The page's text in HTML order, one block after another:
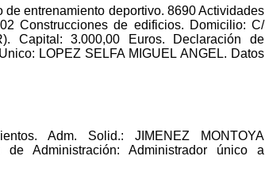
entrenamiento deportivo. 8690 Actividades
Construcciones de edificios. Domicilio: C/
Capital: 3.000,00 Euros. Declaración de
LOPEZ SELFA MIGUEL ANGEL. Datos
Adm. Solid.: JIMENEZ MONTOYA
de Administración: Administrador único a